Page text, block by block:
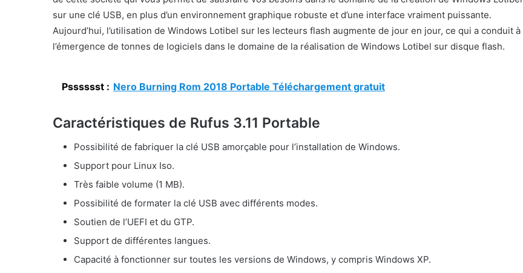
sur une clé USB, en plus d’un environnement graphique robuste et d’une interface vraiment puissante.
Aujourd’hui, l’utilisation de Windows Lotibel sur les lecteurs flash augmente de jour en jour, ce qui a conduit à
l’émergence de tonnes de logiciels dans le domaine de la réalisation de Windows Lotibel sur disque flash.
Psssssst : Nero Burning Rom 2018 Portable Téléchargement gratuit
Caractéristiques de Rufus 3.11 Portable
Possibilité de fabriquer la clé USB amorçable pour l’installation de Windows.
Support pour Linux Iso.
Très faible volume (1 MB).
Possibilité de formater la clé USB avec différents modes.
Soutien de l’UEFI et du GTP.
Support de différentes langues.
Capacité à fonctionner sur toutes les versions de Windows, y compris Windows XP.